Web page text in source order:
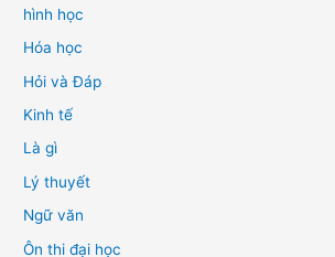
hình học
Hóa học
Hỏi và Đáp
Kinh tế
Là gì
Lý thuyết
Ngữ văn
Ôn thi đại học